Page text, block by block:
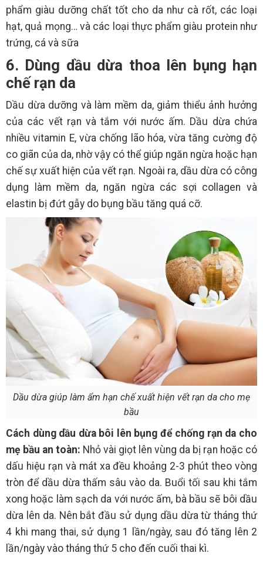
phẩm giàu dưỡng chất tốt cho da như cà rốt, các loại
hạt, quả mọng… và các loại thực phẩm giàu protein như
trứng, cá và sữa
6. Dùng dầu dừa thoa lên bụng hạn
chế rạn da
Dầu dừa dưỡng và làm mềm da, giảm thiểu ảnh hưởng
của các vết rạn và tắm với nước ấm. Dầu dừa chứa
nhiều vitamin E, vừa chống lão hóa, vừa tăng cường độ
co giãn của da, nhờ vậy có thể giúp ngăn ngừa hoặc hạn
chế sự xuất hiện của vết rạn. Ngoài ra, dầu dừa có công
dụng làm mềm da, ngăn ngừa các sợi collagen và
elastin bị đứt gẫy do bụng bầu tăng quá cỡ.
Dầu dừa giúp làm ẩm hạn chế xuất hiện vết rạn da cho mẹ
bầu
Cách dùng dầu dừa bôi lên bụng để chống rạn da cho
mẹ bầu an toàn: Nhỏ vài giọt lên vùng da bị rạn hoặc có
dấu hiệu rạn và mát xa đều khoảng 2-3 phút theo vòng
tròn để dầu dừa thấm sâu vào da. Buổi tối sau khi tắm
xong hoặc làm sạch da với nước ấm, bà bầu sẽ bôi dầu
dừa lên da. Nên bắt đầu sử dụng dầu dừa từ tháng thứ
4 khi mang thai, sử dụng 1 lần/ngày, sau đó tăng lên 2
lần/ngày vào tháng thứ 5 cho đến cuối thai kì.